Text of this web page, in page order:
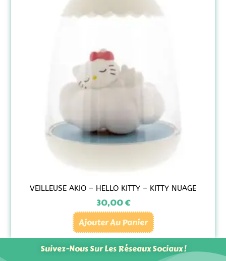
VEILLEUSE AKIO – HELLO KITTY – KITTY NUAGE
30,00€
Ajouter Au Panier
Suivez-Nous Sur Les Réseaux Sociaux !